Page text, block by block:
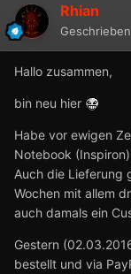
Rhian
Geschrieben
Hallo zusammen,
bin neu hier
Habe vor ewigen
Notebook
Auch die Lieferung
Wochen mit allem
auch damals ein
Gestern
bestellt und via